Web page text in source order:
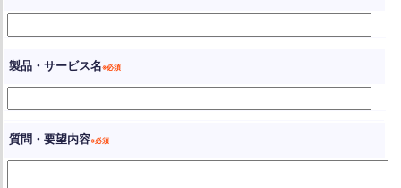
製品・サービス名
質問・要望内容